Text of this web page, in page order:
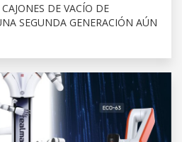
DE VACÍO DE
SEGUNDA GENERACIÓN AÚN